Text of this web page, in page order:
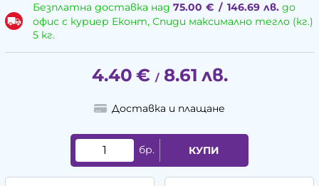
Безплатна доставка над 75.00 € / 146.69 лв.до
офис с куриер Еконт, Спиди максимално тегло (кг.)
5 кг.
4.40 € / 8.61 лв.
Доставка и плащане
бр. КУПИ